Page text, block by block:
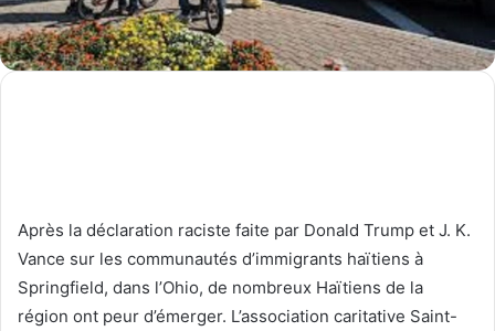
Après la déclaration raciste faite par Donald Trump et J. K.
Vance sur les communautés d’immigrants haïtiens à
Springfield, dans l’Ohio, de nombreux Haïtiens de la
région ont peur d’émerger. L’association caritative Saint-